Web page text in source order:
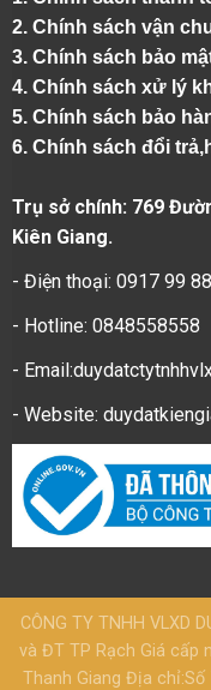
2. Chính sách vận
3. Chính sách bảo
4. Chính sách xử lý
5. Chính sách bảo
6. Chính sách đổi
Trụ sở chính: 769
Kiên Giang.
- Điện thoại: 0917 99
- Hotline: 0848558558
-
- Website:
CÔNG TY TNHH VLXD
và ĐT TP Rạch Giá cấp
Thanh Giang Địa